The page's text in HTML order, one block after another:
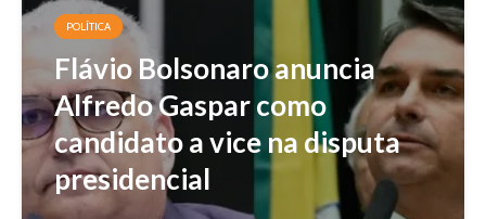
POLÍTICA
Flávio Bolsonaro anuncia
Alfredo Gaspar como
candidato a vice na disputa
presidencial